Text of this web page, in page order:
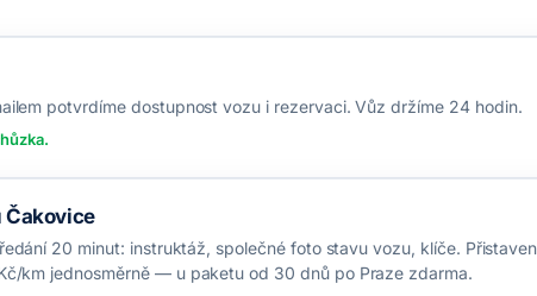
potvrdíme dostupnost vozu i rezervaci. Vůz držíme 24 hodin.
Čakovice
20 minut: instruktáž, společné foto stavu vozu, klíče.
km jednosměrně — u paketu od 30 dnů po Praze zdarma.